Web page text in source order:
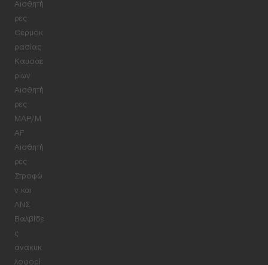
Αισθητή
ρες
Θερμοκ
ρασίας
Καυσαε
ρίων
Αισθητή
ρες
MAP/M
AF
Αισθητή
ρες
Στροφώ
ν και
ΑΝΣ
Βαλβίδε
ς
ανακυκ
λοφορί